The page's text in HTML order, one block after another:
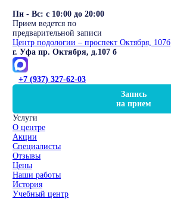
Пн - Вс: с 10:00 до 20:00
Прием ведется по
предварительной записи
Центр подологии – проспект Октября, 107б
г. Уфа пр. Октября, д.107 б
+7 (937) 327-62-03
Запись
на прием
Услуги
О центре
Акции
Специалисты
Отзывы
Цены
Наши работы
История
Учебный центр